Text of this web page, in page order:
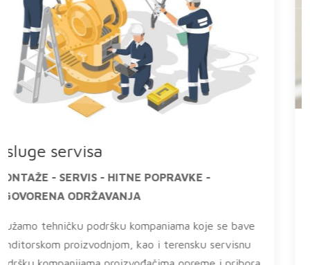
zahtevu klijenta
Automatizacija mašina podrazumeva veću stopu
proizvodnje i povećanu produktivnost, efikasniju
upotrebu sirovina, bolji kvalitet proizvoda, manji
utrošak energije,kraće vreme proizvodnje. Veća
proizvodnja i povećana produktivnost, smanjenje